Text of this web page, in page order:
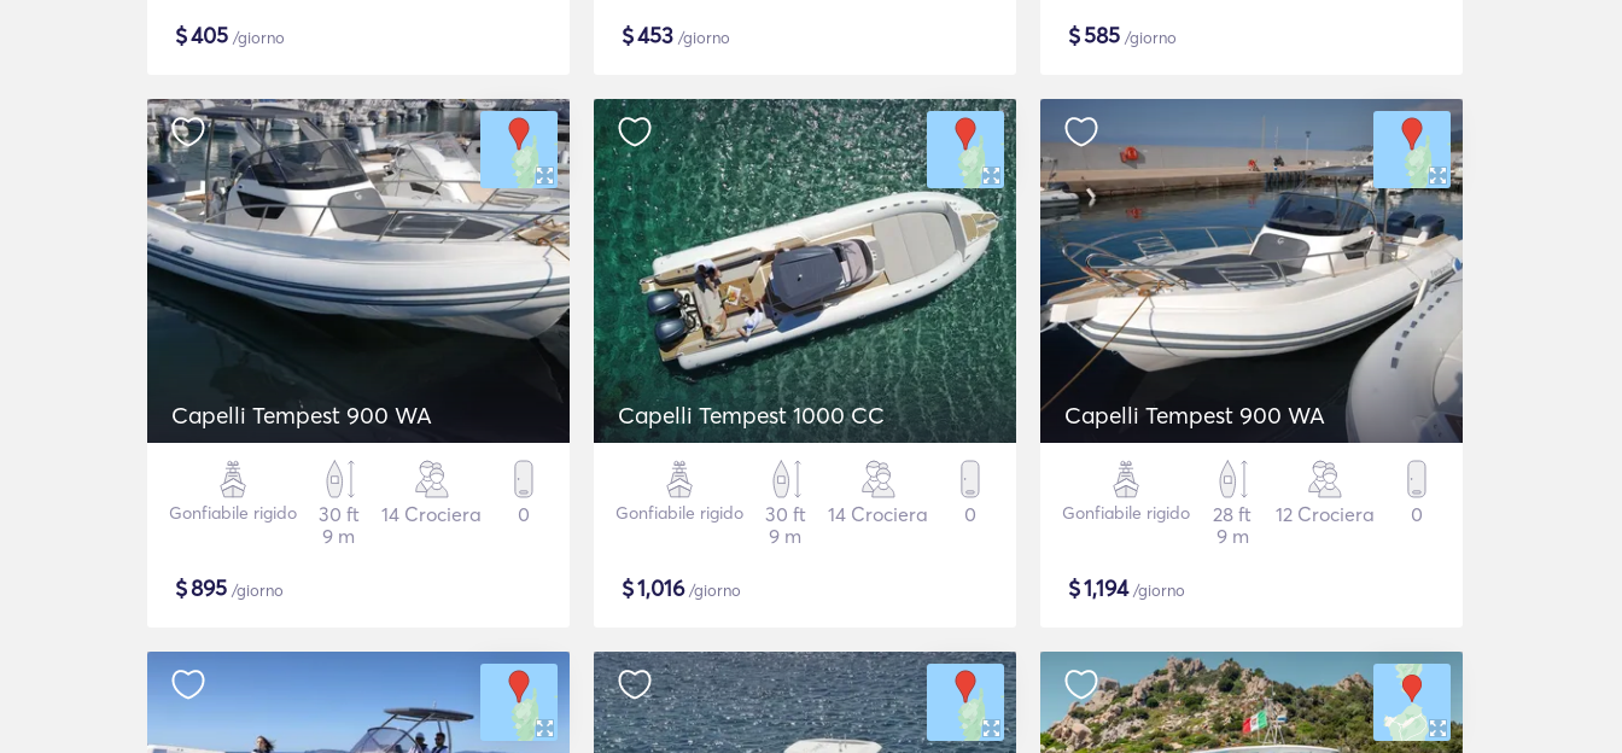
$405 /giorno $453 /giorno $585 /giorno
Capelli Tempest 900 WA
Gonfiabile rigido
30 ft
9 m
14 Crociera 0
$895 /giorno
Capelli Tempest 1000 CC
Gonfiabile rigido
30 ft
9 m
14 Crociera 0
$1,016/giorno
Capelli Tempest 900 WA
Gonfiabile rigido
28 ft
9 m
12 Crociera 0
$1,194/giorno